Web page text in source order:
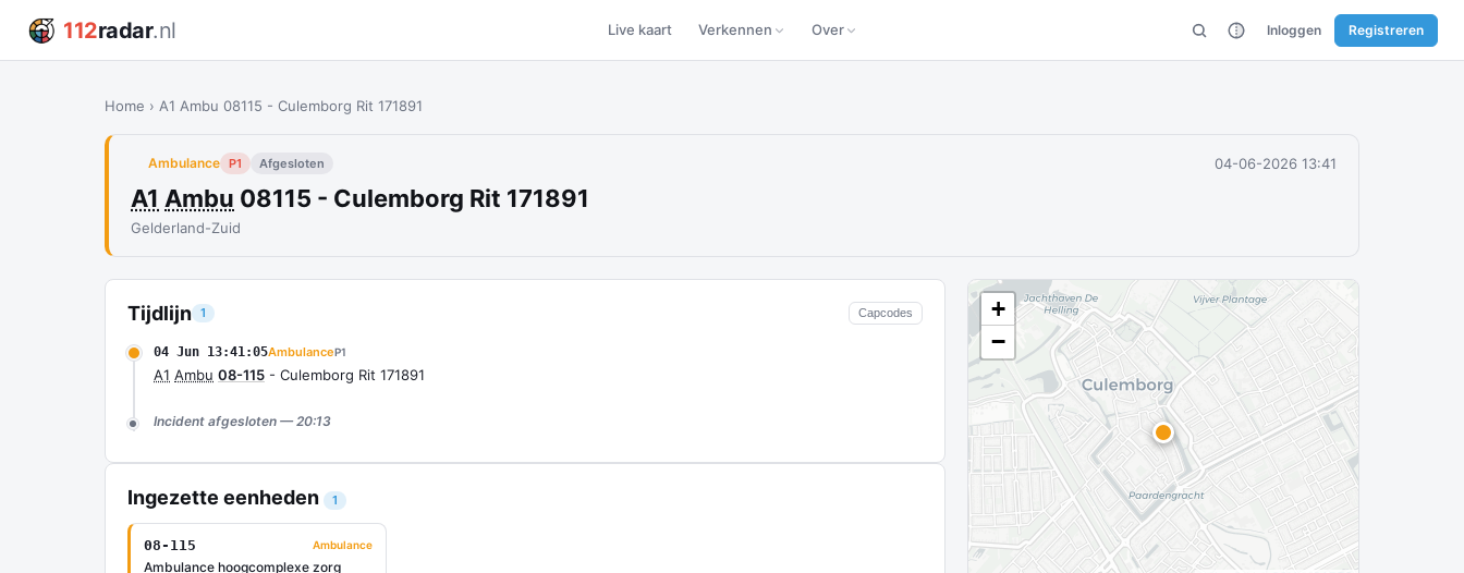
112radar.nl Live kaart Verkennen Over Inloggen Registreren
Home › A1 Ambu 08115 - Culemborg Rit 171891
Ambulance P1 Afgesloten 04-06-2026 13:41
A1 Ambu 08115 - Culemborg Rit 171891
Gelderland-Zuid
Tijdlijn 1 Capcodes
04 Jun 13:41:05AmbulanceP1
A1 Ambu 08-115 - Culemborg Rit 171891
Incident afgesloten — 20:13
Ingezette eenheden 1
08-115 Ambulance
Ambulance hoogcomplexe zorg
+
−